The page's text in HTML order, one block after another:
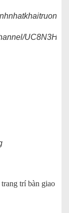
trí bàn giao